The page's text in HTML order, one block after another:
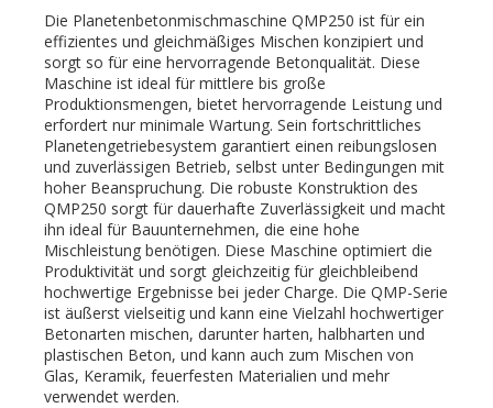
Die Planetenbetonmischmaschine QMP250 ist für ein
effizientes und gleichmäßiges Mischen konzipiert und
sorgt so für eine hervorragende Betonqualität. Diese
Maschine ist ideal für mittlere bis große
Produktionsmengen, bietet hervorragende Leistung und
erfordert nur minimale Wartung. Sein fortschrittliches
Planetengetriebesystem garantiert einen reibungslosen
und zuverlässigen Betrieb, selbst unter Bedingungen mit
hoher Beanspruchung. Die robuste Konstruktion des
QMP250 sorgt für dauerhafte Zuverlässigkeit und macht
ihn ideal für Bauunternehmen, die eine hohe
Mischleistung benötigen. Diese Maschine optimiert die
Produktivität und sorgt gleichzeitig für gleichbleibend
hochwertige Ergebnisse bei jeder Charge. Die QMP-Serie
ist äußerst vielseitig und kann eine Vielzahl hochwertiger
Betonarten mischen, darunter harten, halbharten und
plastischen Beton, und kann auch zum Mischen von
Glas, Keramik, feuerfesten Materialien und mehr
verwendet werden.